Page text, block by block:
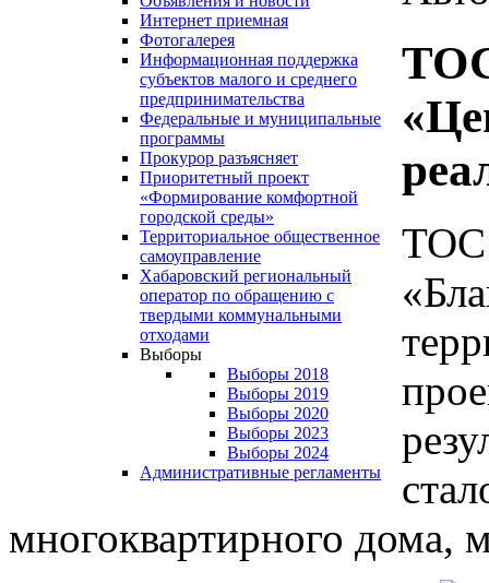
Интернет приемная
Фотогалерея
Информационная поддержка
субъектов малого и среднего
предпринимательства
Федеральные и муниципальные
программы
Прокурор разъясняет
Приоритетный проект
«Формирование комфортной
городской среды»
Территориальное общественное
самоуправление
Хабаровский региональный
оператор по обращению с
твердыми коммунальными
отходами
Выборы
Выборы 2018
Выборы 2019
Выборы 2020
Выборы 2023
Выборы 2024
Административные регламенты
многоквартирного дома,